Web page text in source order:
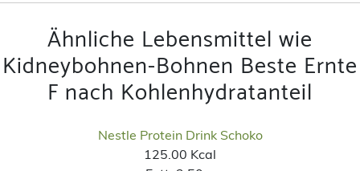
Ähnliche Lebensmittel wie
Kidneybohnen-Bohnen Beste Ernte
F nach Kohlenhydratanteil
Nestle Protein Drink Schoko
125.00 Kcal